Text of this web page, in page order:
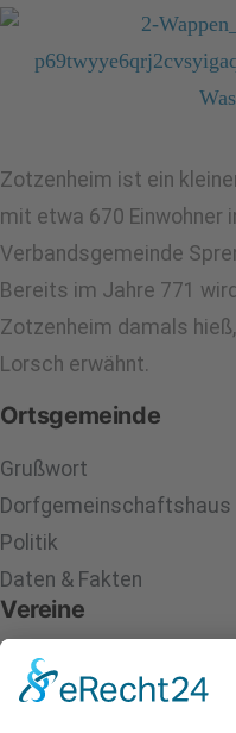
Zotzenheim ist ein
mit etwa 670 Einwohner
Verbandsgemeinde
Bereits im Jahre 771
Zotzenheim damals
Lorsch erwähnt.
Ortsgemeinde
Grußwort
Dorfgemeinschaftshaus
Politik
Daten & Fakten
Vereine
Bauern & Winzerverein
Feuerwehr